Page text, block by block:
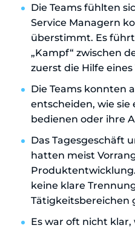
Die Teams fühlten
Service Managern
überstimmt. Es
„Kampf“ zwischen
zuerst die Hilfe
Die Teams konnten
entscheiden, wie
bedienen oder ihre
Das Tagesgeschäft
hatten meist
Produktentwicklung.
keine klare
Tätigkeitsbereichen
Es war oft nicht